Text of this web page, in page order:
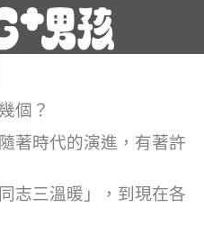
個？
著時代的演進，有著許
志三溫暖」， 到現在各